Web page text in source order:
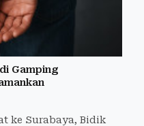
Gamping
ke Surabaya, Bidik